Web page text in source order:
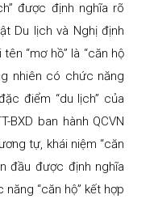
được định nghĩa rõ
Du lịch và Nghị định
“mơ hồ” là “căn hộ
nhiên có chức năng
điểm “du lịch” của
BXD ban hành QCVN
tự, khái niệm “căn
đầu được định nghĩa
“căn hộ” kết hợp